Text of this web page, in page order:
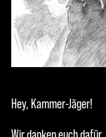
Hey, Kammer-Jäger!